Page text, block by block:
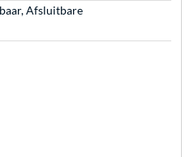
Afsluitbare